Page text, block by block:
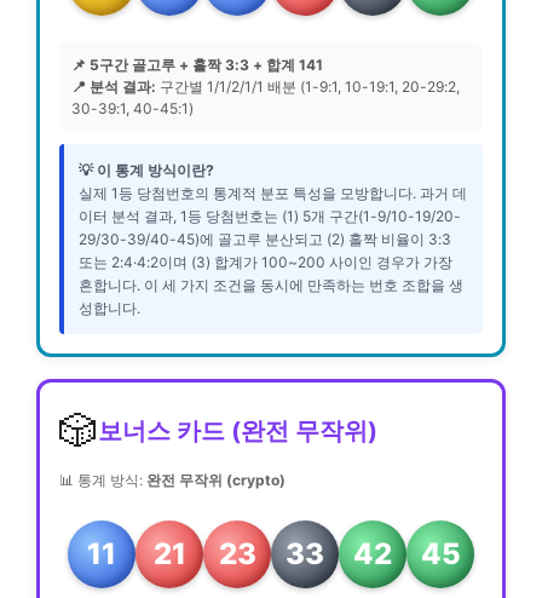
📌 5구간 골고루 + 홀짝 3:3 + 합계 141
📍 분석 결과: 구간별 1/1/2/1/1 배분 (1-9:1, 10-19:1, 20-29:2,
30-39:1, 40-45:1)
💡 이 통계 방식이란?
실제 1등 당첨번호의 통계적 분포 특성을 모방합니다. 과거 데
이터 분석 결과, 1등 당첨번호는 (1) 5개 구간(1-9/10-19/20-
29/30-39/40-45)에 골고루 분산되고 (2) 홀짝 비율이 3:3
또는 2:4·4:2이며 (3) 합계가 100~200 사이인 경우가 가장
흔합니다. 이 세 가지 조건을 동시에 만족하는 번호 조합을 생
성합니다.
🎲보너스 카드 (완전 무작위)
📊 통계 방식: 완전 무작위 (crypto)
11 21 23 33 42 45